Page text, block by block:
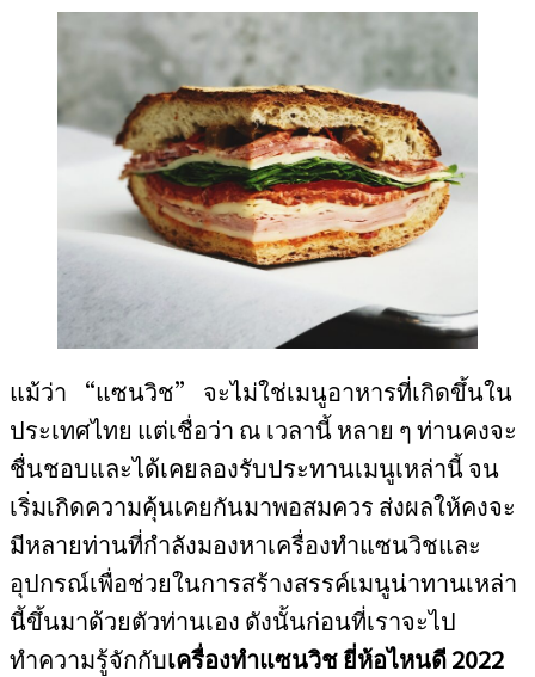
แม้ว่า “แซนวิช” จะไม่ใช่เมนูอาหารที่เกิดขึ้นใน
ประเทศไทย แต่เชื่อว่า ณ เวลานี้ หลาย ๆ ท่านคงจะ
ชื่นชอบและได้เคยลองรับประทานเมนูเหล่านี้ จน
เริ่มเกิดความคุ้นเคยกันมาพอสมควร ส่งผลให้คงจะ
มีหลายท่านที่กำลังมองหาเครื่องทำแซนวิชและ
อุปกรณ์เพื่อช่วยในการสร้างสรรค์เมนูน่าทานเหล่า
นี้ขึ้นมาด้วยตัวท่านเอง ดังนั้นก่อนที่เราจะไป
ทำความรู้จักกับเครื่องทำแซนวิช ยี่ห้อไหนดี 2022